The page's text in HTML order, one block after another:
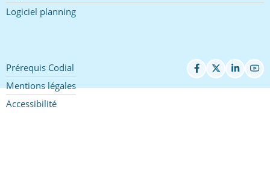
Logiciel planning
Pied
de
page
Prérequis Codial
Mentions légales
Accessibilité